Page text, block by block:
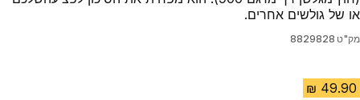
או של גולשים אחרים.
מק"ט 8829828